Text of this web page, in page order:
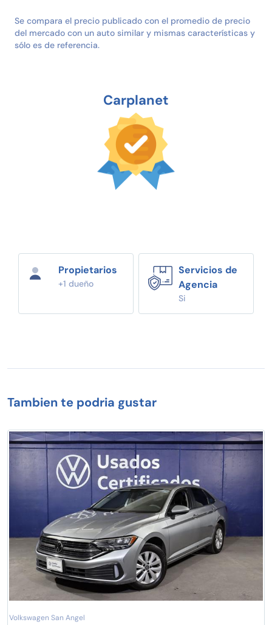
Se compara el precio publicado con el promedio de precio
del mercado con un auto similar y mismas características y
sólo es de referencia.
Carplanet
Propietarios
+1 dueño
Servicios de
Agencia
Si
Tambien te podria gustar
Volkswagen San Angel